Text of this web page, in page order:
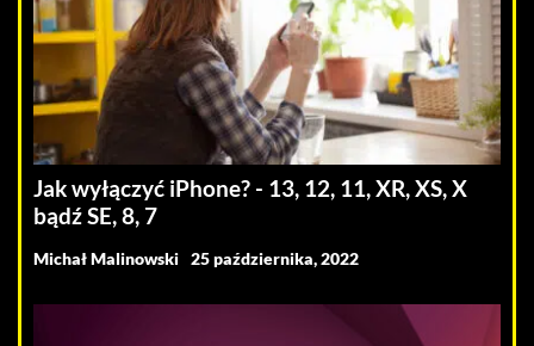
Jak wyłączyć iPhone? - 13, 12, 11, XR, XS, X
bądź SE, 8, 7
Michał Malinowski 25 października, 2022